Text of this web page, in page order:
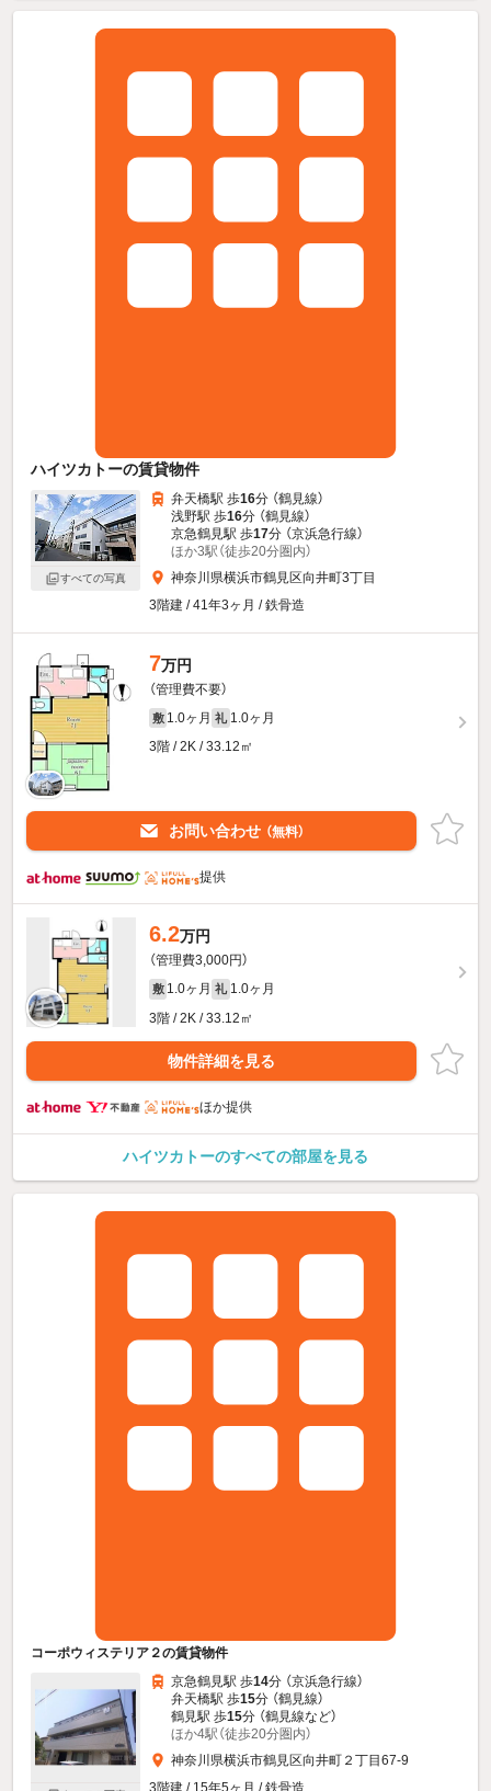
ハイツカトーの賃貸物件
すべての写真
弁天橋駅 歩16分 （鶴見線）
浅野駅 歩16分 （鶴見線）
京急鶴見駅 歩17分 （京浜急行線）
ほか3駅（徒歩20分圏内）
神奈川県横浜市鶴見区向井町3丁目
3階建 / 41年3ヶ月 / 鉄骨造
7万円
（管理費不要）
敷 1.0ヶ月 礼 1.0ヶ月
3階 / 2K / 33.12㎡
お問い合わせ （無料）
提供
6.2万円
（管理費3,000円）
敷 1.0ヶ月 礼 1.0ヶ月
3階 / 2K / 33.12㎡
物件詳細を見る
ほか提供
ハイツカトーのすべての部屋を見る
コーポウィステリア２の賃貸物件
京急鶴見駅 歩14分 （京浜急行線）
弁天橋駅 歩15分 （鶴見線）
鶴見駅 歩15分 （鶴見線など）
ほか4駅（徒歩20分圏内）
神奈川県横浜市鶴見区向井町２丁目67-9
3階建 / 15年5ヶ月 / 鉄骨造